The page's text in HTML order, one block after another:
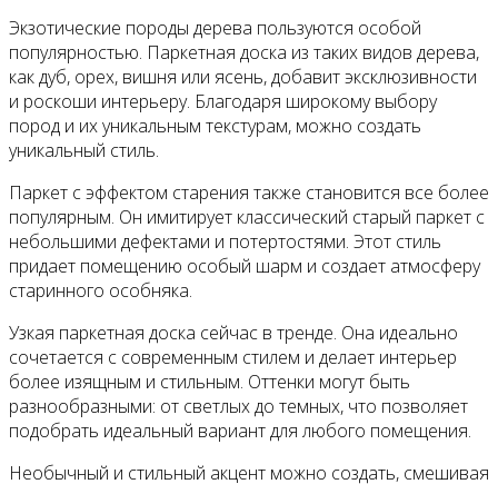
Экзотические породы дерева пользуются особой
популярностью. Паркетная доска из таких видов дерева,
как дуб, орех, вишня или ясень, добавит эксклюзивности
и роскоши интерьеру. Благодаря широкому выбору
пород и их уникальным текстурам, можно создать
уникальный стиль.
Паркет с эффектом старения также становится все более
популярным. Он имитирует классический старый паркет с
небольшими дефектами и потертостями. Этот стиль
придает помещению особый шарм и создает атмосферу
старинного особняка.
Узкая паркетная доска сейчас в тренде. Она идеально
сочетается с современным стилем и делает интерьер
более изящным и стильным. Оттенки могут быть
разнообразными: от светлых до темных, что позволяет
подобрать идеальный вариант для любого помещения.
Необычный и стильный акцент можно создать, смешивая